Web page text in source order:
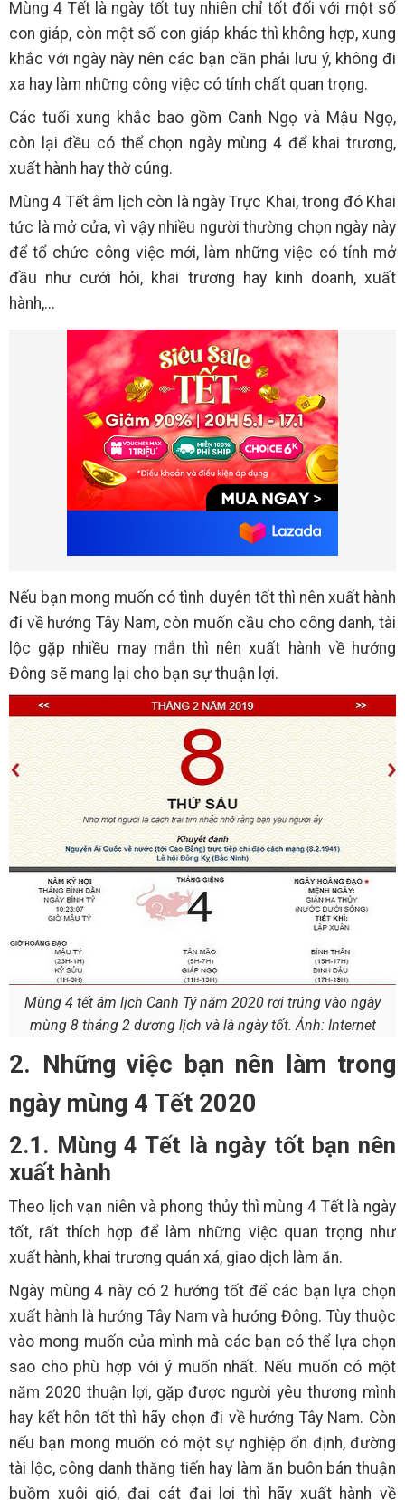
Mùng 4 Tết là ngày tốt tuy nhiên chỉ tốt đối với một số
con giáp, còn một số con giáp khác thì không hợp, xung
khắc với ngày này nên các bạn cần phải lưu ý, không đi
xa hay làm những công việc có tính chất quan trọng.
Các tuổi xung khắc bao gồm Canh Ngọ và Mậu Ngọ,
còn lại đều có thể chọn ngày mùng 4 để khai trương,
xuất hành hay thờ cúng.
Mùng 4 Tết âm lịch còn là ngày Trực Khai, trong đó Khai
tức là mở cửa, vì vậy nhiều người thường chọn ngày này
để tổ chức công việc mới, làm những việc có tính mở
đầu như cưới hỏi, khai trương hay kinh doanh, xuất
hành,...
Nếu bạn mong muốn có tình duyên tốt thì nên xuất hành
đi về hướng Tây Nam, còn muốn cầu cho công danh, tài
lộc gặp nhiều may mắn thì nên xuất hành về hướng
Đông sẽ mang lại cho bạn sự thuận lợi.
Mùng 4 tết âm lịch Canh Tý năm 2020 rơi trúng vào ngày
mùng 8 tháng 2 dương lịch và là ngày tốt. Ảnh: Internet
2. Những việc bạn nên làm trong
ngày mùng 4 Tết 2020
2.1. Mùng 4 Tết là ngày tốt bạn nên
xuất hành
Theo lịch vạn niên và phong thủy thì mùng 4 Tết là ngày
tốt, rất thích hợp để làm những việc quan trọng như
xuất hành, khai trương quán xá, giao dịch làm ăn.
Ngày mùng 4 này có 2 hướng tốt để các bạn lựa chọn
xuất hành là hướng Tây Nam và hướng Đông. Tùy thuộc
vào mong muốn của mình mà các bạn có thể lựa chọn
sao cho phù hợp với ý muốn nhất. Nếu muốn có một
năm 2020 thuận lợi, gặp được người yêu thương mình
hay kết hôn tốt thì hãy chọn đi về hướng Tây Nam. Còn
nếu bạn mong muốn có một sự nghiệp ổn định, đường
tài lộc, công danh thăng tiến hay làm ăn buôn bán thuận
buồm xuôi gió, đại cát đại lợi thì hãy xuất hành về